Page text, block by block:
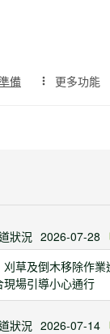
備 更多功能
狀況 2026-07-28
刈草及倒木移除作業
現場引導小心通行
狀況 2026-07-14